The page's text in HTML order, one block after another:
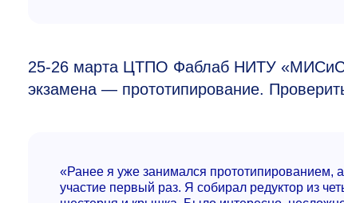
25-26 марта ЦТПО Фаблаб НИТУ «МИСиС»
экзамена — прототипирование.
«Ранее я уже занимался прототипированием,
участие первый раз. Я собирал редуктор из